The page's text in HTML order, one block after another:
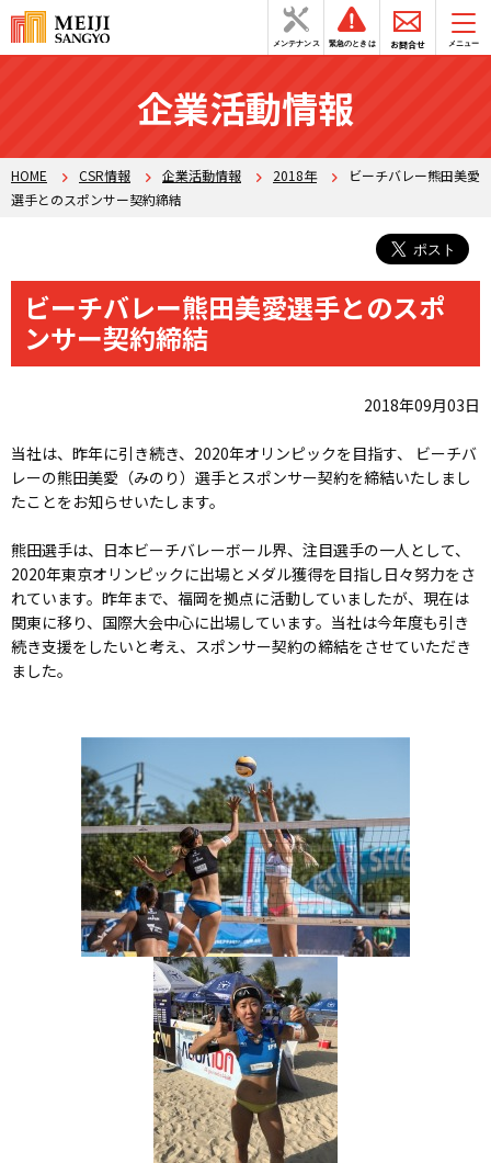
メンテナンス 緊急のときは お問合せ メニュー
企業活動情報
HOME CSR情報 企業活動情報 2018年
ビーチバレー熊田美愛
選手とのスポンサー契約締結
ビーチバレー熊田美愛選手とのスポ
ンサー契約締結
2018年09月03日
当社は、昨年に引き続き、2020年オリンピックを目指す、 ビーチバ
レーの熊田美愛（みのり）選手とスポンサー契約を締結いたしまし
たことをお知らせいたします。
熊田選手は、日本ビーチバレーボール界、注目選手の一人として、
2020年東京オリンピックに出場とメダル獲得を目指し日々努力をさ
れています。昨年まで、福岡を拠点に活動していましたが、現在は
関東に移り、国際大会中心に出場しています。当社は今年度も引き
続き支援をしたいと考え、スポンサー契約の締結をさせていただき
ました。